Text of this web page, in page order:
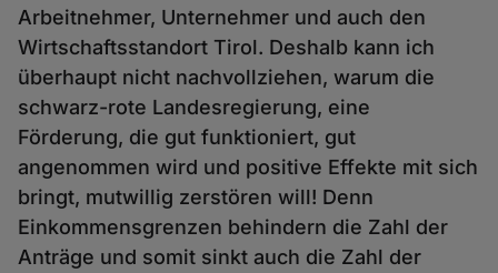
Arbeitnehmer, Unternehmer und auch den
Wirtschaftsstandort Tirol. Deshalb kann ich
überhaupt nicht nachvollziehen, warum die
schwarz-rote Landesregierung, eine
Förderung, die gut funktioniert, gut
angenommen wird und positive Effekte mit sich
bringt, mutwillig zerstören will! Denn
Einkommensgrenzen behindern die Zahl der
Anträge und somit sinkt auch die Zahl der